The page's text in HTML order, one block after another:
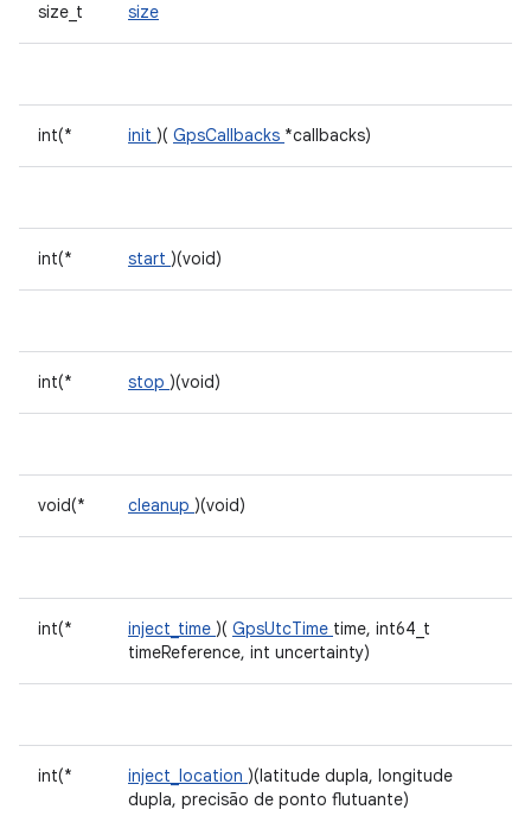
size_t size
int(* init )( GpsCallbacks *callbacks)
int(* start )(void)
int(* stop )(void)
void(* cleanup )(void)
int(* inject_time )( GpsUtcTime time, int64_t
timeReference, int uncertainty)
int(* inject_location )(latitude dupla, longitude
dupla, precisão de ponto flutuante)